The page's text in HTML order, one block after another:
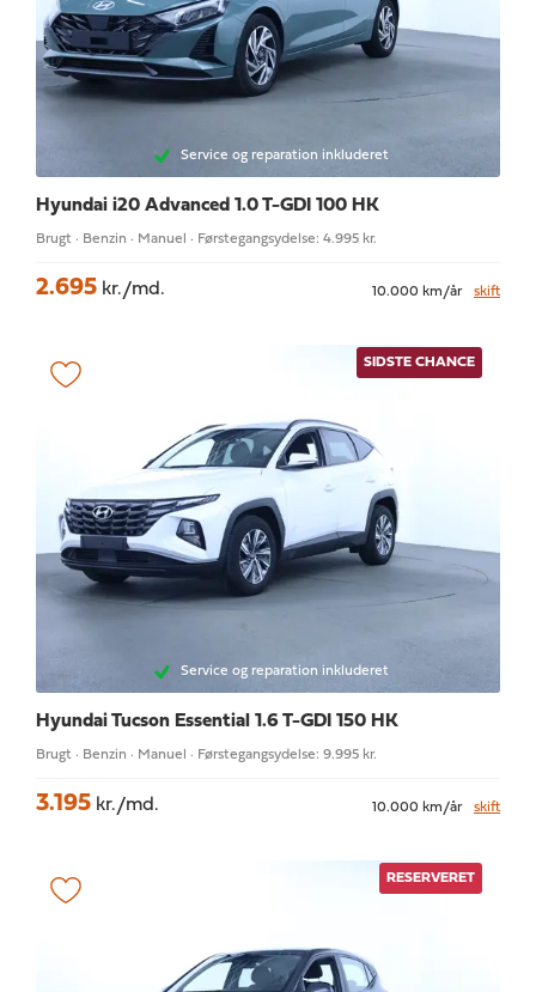
Service og reparation inkluderet
Hyundai i20 Advanced 1.0 T-GDI 100 HK
Brugt · Benzin · Manuel · Førstegangsydelse: 4.995 kr.
2.695 kr./md. 10.000 km/år skift
SIDSTE CHANCE
Service og reparation inkluderet
Hyundai Tucson Essential 1.6 T-GDI 150 HK
Brugt · Benzin · Manuel · Førstegangsydelse: 9.995 kr.
3.195 kr./md. 10.000 km/år skift
RESERVERET